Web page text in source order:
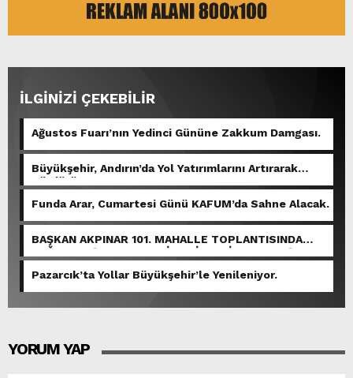
İLGİNİZİ ÇEKEBİLİR
Ağustos Fuarı’nın Yedinci Gününe Zakkum Damgası.
Büyükşehir, Andırın’da Yol Yatırımlarını Artırarak
Sürdürüyor.
Funda Arar, Cumartesi Günü KAFUM’da Sahne Alacak.
BAŞKAN AKPINAR 101. MAHALLE TOPLANTISINDA
BAĞLARBAŞI MAHALLESİ SAKİNLERİYLE BULUŞTU.
Pazarcık’ta Yollar Büyükşehir’le Yenileniyor.
YORUM YAP